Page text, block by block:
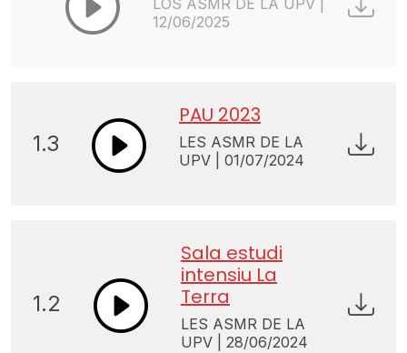
LOS ASMR DE LA UPV |
12/06/2025
1.3
PAU 2023
LES ASMR DE LA
UPV | 01/07/2024
1.2
Sala estudi
intensiu La
Terra
LES ASMR DE LA
UPV | 28/06/2024